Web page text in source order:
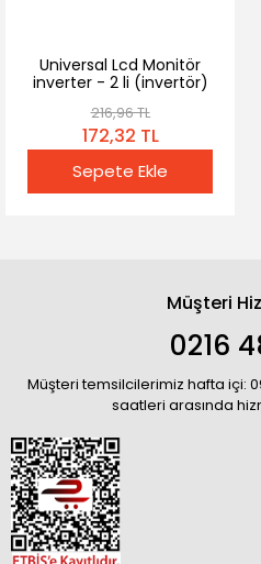
Universal Lcd Monitör
inverter - 2 li (invertör)
216,96 TL
172,32 TL
Sepete Ekle
Müşteri
0216
Müşteri temsilcilerimiz hafta içi:
saatleri arasında